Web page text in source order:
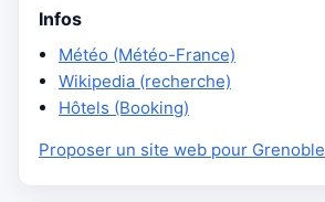
Infos
Météo (Météo-France)
Wikipedia (recherche)
Hôtels (Booking)
Proposer un site web pour Grenoble